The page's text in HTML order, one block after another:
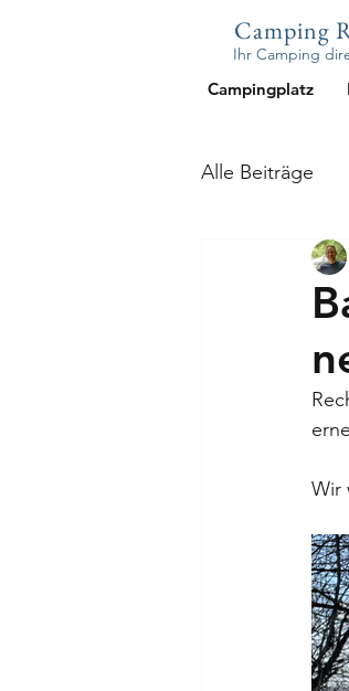
Campingplatz
Camping
Ihr Camping
Alle Beiträge
Wir